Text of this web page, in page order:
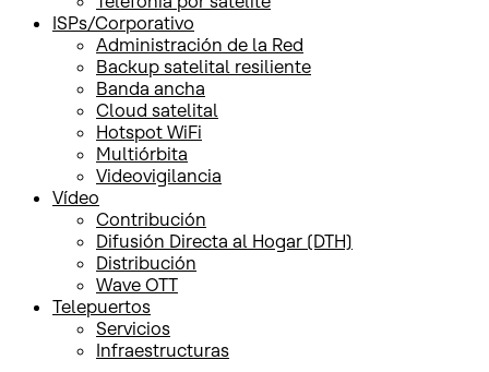
ISPs/Corporativo
Administración de la Red
Backup satelital resiliente
Banda ancha
Cloud satelital
Hotspot WiFi
Multiórbita
Videovigilancia
Vídeo
Contribución
Difusión Directa al Hogar (DTH)
Distribución
Wave OTT
Telepuertos
Servicios
Infraestructuras